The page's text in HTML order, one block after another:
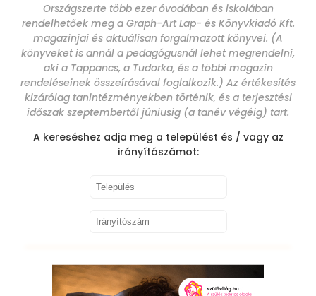
Országszerte több ezer óvodában és iskolában
rendelhetőek meg a Graph-Art Lap- és Könyvkiadó Kft.
magazinjai és aktuálisan forgalmazott könyvei. (A
könyveket is annál a pedagógusnál lehet megrendelni,
aki a Tappancs, a Tudorka, és a többi magazin
rendeléseinek összeírásával foglalkozik.) Az értékesítés
kizárólag tanintézményekben történik, és a terjesztési
időszak szeptembertől júniusig (a tanév végéig) tart.
A kereséshez adja meg a települést és / vagy az
irányítószámot: